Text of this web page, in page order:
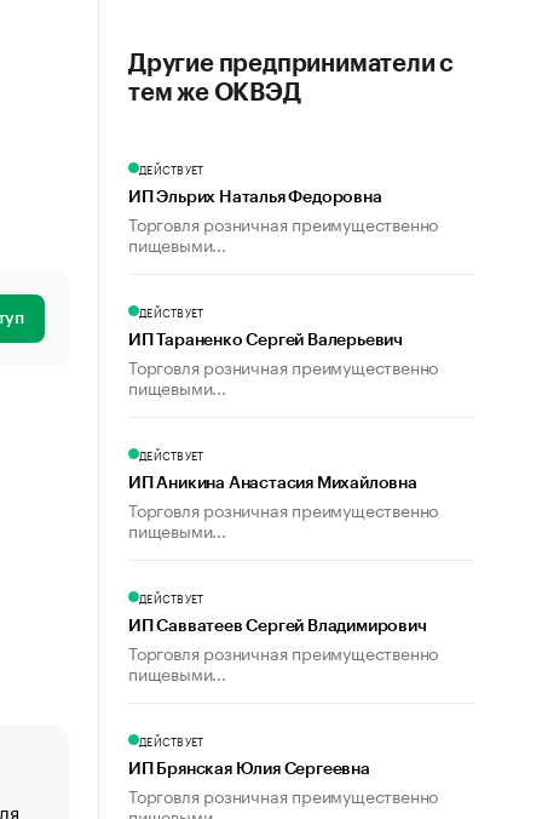
«От спорта тело стареет иначе». Как живет глава
Другие предприниматели с
тем же ОКВЭД
ДЕЙСТВУЕТ
ИП Эльрих Наталья Федоровна
Торговля розничная преимущественно
пищевыми...
ДЕЙСТВУЕТ
ИП Тараненко Сергей Валерьевич
Торговля розничная преимущественно
пищевыми...
ДЕЙСТВУЕТ
ИП Аникина Анастасия Михайловна
Торговля розничная преимущественно
пищевыми...
ДЕЙСТВУЕТ
ИП Савватеев Сергей Владимирович
Торговля розничная преимущественно
пищевыми...
ДЕЙСТВУЕТ
ИП Брянская Юлия Сергеевна
Торговля розничная преимущественно